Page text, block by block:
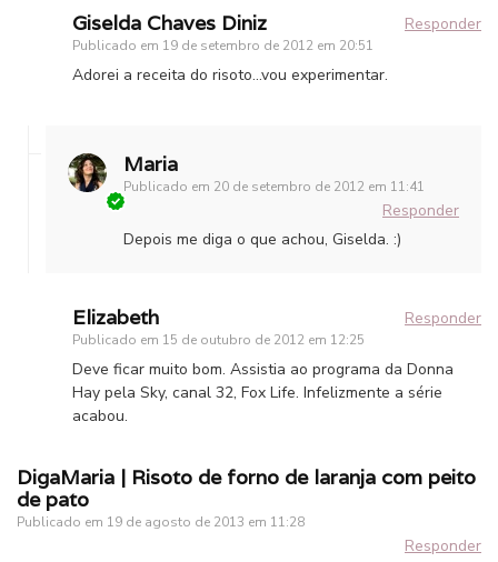
Giselda Chaves Diniz
Publicado em 19 de setembro de 2012 em 20:51
Responder
Adorei a receita do risoto…vou experimentar.
Maria
Publicado em 20 de setembro de 2012 em 11:41
Responder
Depois me diga o que achou, Giselda. :)
Elizabeth
Publicado em 15 de outubro de 2012 em 12:25
Responder
Deve ficar muito bom. Assistia ao programa da Donna
Hay pela Sky, canal 32, Fox Life. Infelizmente a série
acabou.
DigaMaria | Risoto de forno de laranja com peito
de pato
Publicado em 19 de agosto de 2013 em 11:28
Responder